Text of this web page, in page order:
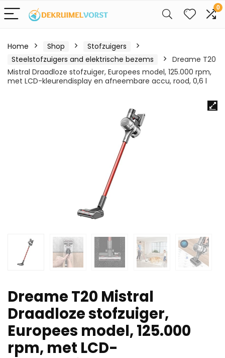
0
Home Shop
Stofzuigers
Steelstofzuigers and elektrische bezems
Dreame T20
Mistral Draadloze stofzuiger, Europees model, 125.000 rpm,
met LCD-kleurendisplay en afneembare accu, rood, 0,6 l
Dreame T20 Mistral
Draadloze stofzuiger,
Europees model, 125.000
rpm, met LCD-